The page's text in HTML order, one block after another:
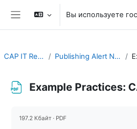
Перейти к основному содержанию
Боковая панель
Вы используете
CAP IT Resource Publishing Alert News Feeds
Example Practices:
197.2 Кбайт · PDF